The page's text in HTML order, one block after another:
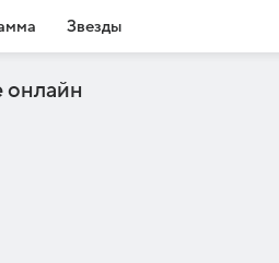
Звезды
онлайн